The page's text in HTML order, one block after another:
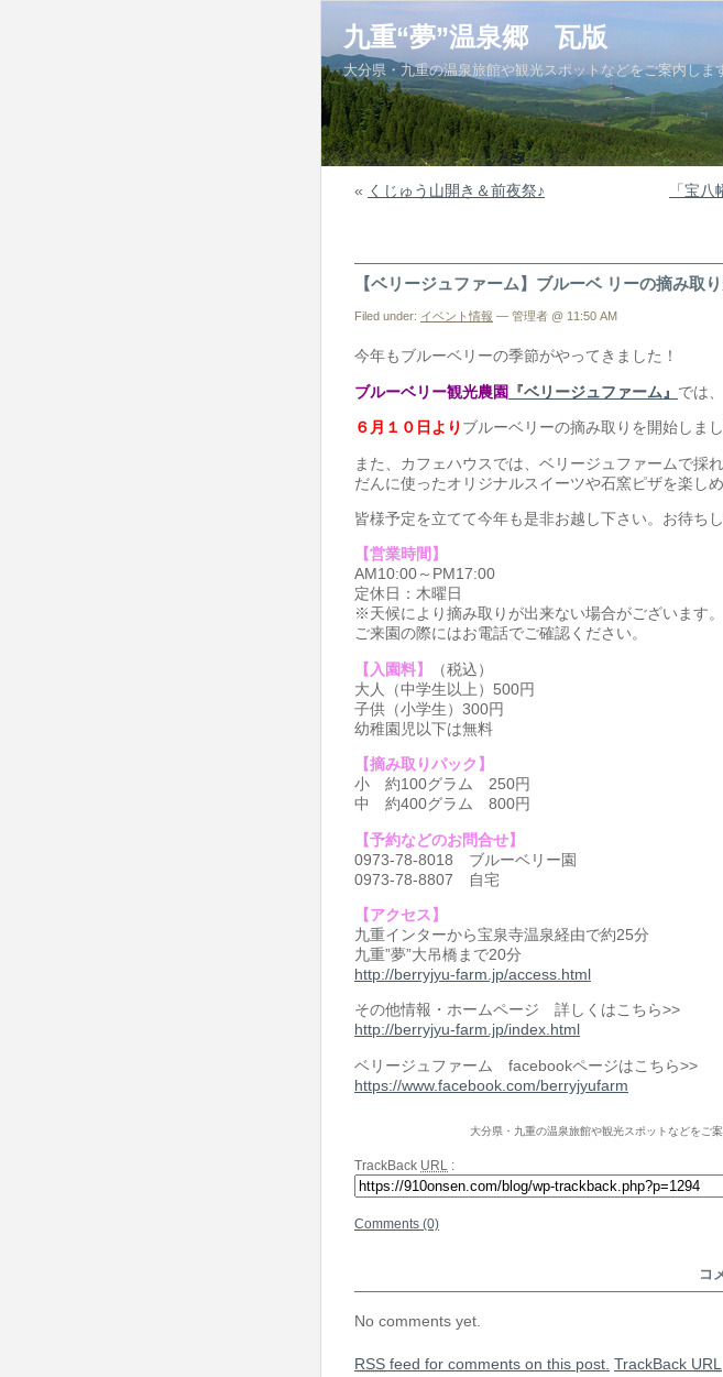
九重“夢”温泉郷 瓦版
大分県・九重の温泉旅館や観光スポットなどをご案内しま
« くじゅう山開き＆前夜祭♪ 「宝
【ベリージュファーム】ブルーベ リーの摘み取
Filed under: イベント情報 — 管理者 @ 11:50 AM
今年もブルーベリーの季節がやってきました！
ブルーベリー観光農園 『ベリージュファーム』 では、
６月１０日より ブルーベリーの摘み取りを開始しま
また、カフェハウスでは、ベリージュファームで採
だんに使ったオリジナルスイーツや石窯ピザを楽し
皆様予定を立てて今年も是非お越し下さい。お待ちし
【営業時間】
AM10:00～PM17:00
定休日：木曜日
※天候により摘み取りが出来ない場合がございます。
ご来園の際にはお電話でご確認ください。
【入園料】
（税込）
大人（中学生以上）500円
子供（小学生）300円
幼稚園児以下は無料
【摘み取りパック】
小 約100グラム 250円
中 約400グラム 800円
【予約などのお問合せ】
0973-78-8018 ブルーベリー園
0973-78-8807 自宅
【アクセス】
九重インターから宝泉寺温泉経由で約25分
九重”夢”大吊橋まで20分
http://berryjyu-farm.jp/access.html
その他情報・ホームページ 詳しくはこちら>>
http://berryjyu-farm.jp/index.html
ベリージュファーム facebookページはこちら>>
https://www.facebook.com/berryjyufarm
大分県・九重の温泉旅館や観光スポットなどをご
TrackBack URL :
Comments (0)
コ
No comments yet.
RSS feed for comments on this post. TrackBack URL